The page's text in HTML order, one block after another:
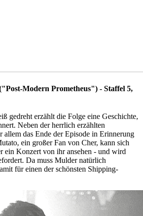
Modern Prometheus") - Staffel 5,
gedreht erzählt die Folge eine Geschichte,
Neben der herrlich erzählten
allem das Ende der Episode in Erinnerung
ein großer Fan von Cher, kann sich
ein Konzert von ihr ansehen - und wird
Da muss Mulder natürlich
für einen der schönsten Shipping-